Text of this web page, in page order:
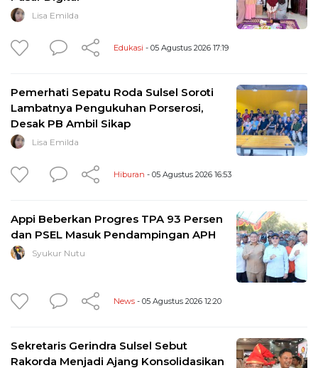
Lisa Emilda
Edukasi - 05 Agustus 2026 17:19
Pemerhati Sepatu Roda Sulsel Soroti
Lambatnya Pengukuhan Porserosi,
Desak PB Ambil Sikap
Lisa Emilda
Hiburan - 05 Agustus 2026 16:53
Appi Beberkan Progres TPA 93 Persen
dan PSEL Masuk Pendampingan APH
Syukur Nutu
News - 05 Agustus 2026 12:20
Sekretaris Gerindra Sulsel Sebut
Rakorda Menjadi Ajang Konsolidasikan